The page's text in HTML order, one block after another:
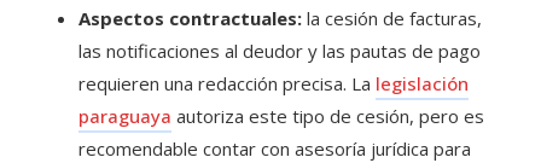
Aspectos contractuales: la cesión de facturas,
las notificaciones al deudor y las pautas de pago
requieren una redacción precisa. La legislación
paraguaya autoriza este tipo de cesión, pero es
recomendable contar con asesoría jurídica para